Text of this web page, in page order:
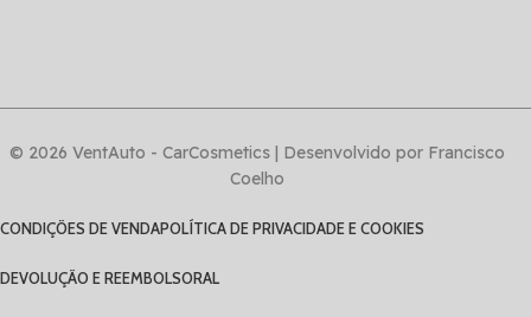
© 2026 VentAuto - CarCosmetics | Desenvolvido por Francisco
Coelho
CONDIÇÕES DE VENDAPOLÍTICA DE PRIVACIDADE E COOKIES
DEVOLUÇÃO E REEMBOLSORAL